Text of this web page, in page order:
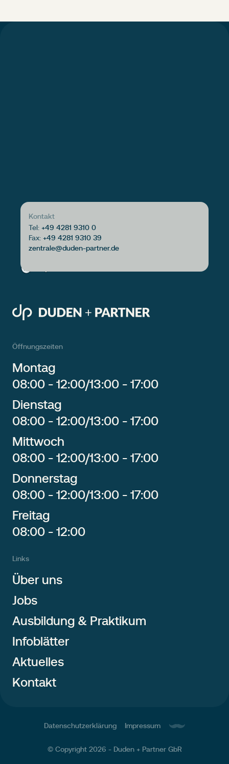
Öffnungszeiten
Montag
08:00 - 12:00/13:00 - 17:00
Dienstag
08:00 - 12:00/13:00 - 17:00
Mittwoch
08:00 - 12:00/13:00 - 17:00
Donnerstag
08:00 - 12:00/13:00 - 17:00
Freitag
08:00 - 12:00
Links
Über uns
Jobs
Ausbildung & Praktikum
Infoblätter
Aktuelles
Kontakt
Kontakt
Tel: +49 4281 9310 0
Fax: +49 4281 9310 39
© Copyright 2026 - Duden + Partner GbR
Datenschutzerklärung Impressum